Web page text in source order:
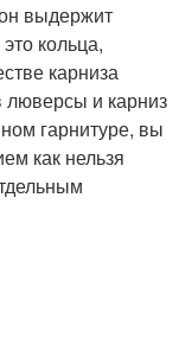
выдержит
кольца,
карниза
люверсы и карниз
гарнитуре, вы
как нельзя